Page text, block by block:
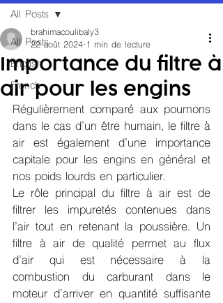
All Posts
English
French
All Posts
Importance du filtre à
air pour les engins
brahimacoulibaly3
22 août 2024 1 min de lecture
Régulièrement comparé aux poumons
dans le cas d’un être humain, le filtre à
air est également d’une importance
capitale pour les engins en général et
nos poids lourds en particulier.
Le rôle principal du filtre à air est de
filtrer les impuretés contenues dans
l’air tout en retenant la poussière. Un
filtre à air de qualité permet au flux
d’air qui est nécessaire à la
combustion du carburant dans le
moteur d'arriver en quantité suffisante